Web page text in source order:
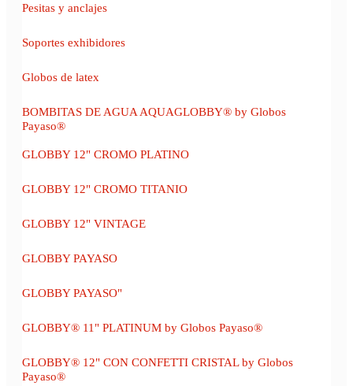
Pesitas y anclajes
Soportes exhibidores
Globos de latex
BOMBITAS DE AGUA AQUAGLOBBY® by Globos
Payaso®
GLOBBY 12" CROMO PLATINO
GLOBBY 12" CROMO TITANIO
GLOBBY 12" VINTAGE
GLOBBY PAYASO
GLOBBY PAYASO"
GLOBBY® 11" PLATINUM by Globos Payaso®
GLOBBY® 12" CON CONFETTI CRISTAL by Globos
Payaso®